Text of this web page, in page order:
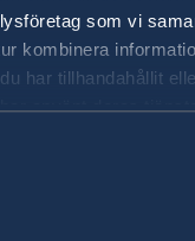
som vi
kombinera
har tillhandahållit
använt deras
St, Boostan